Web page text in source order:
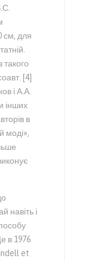
см, для
такого
[4]
і А.А.
інших
в
моді»,
навіть і
в 1976
et